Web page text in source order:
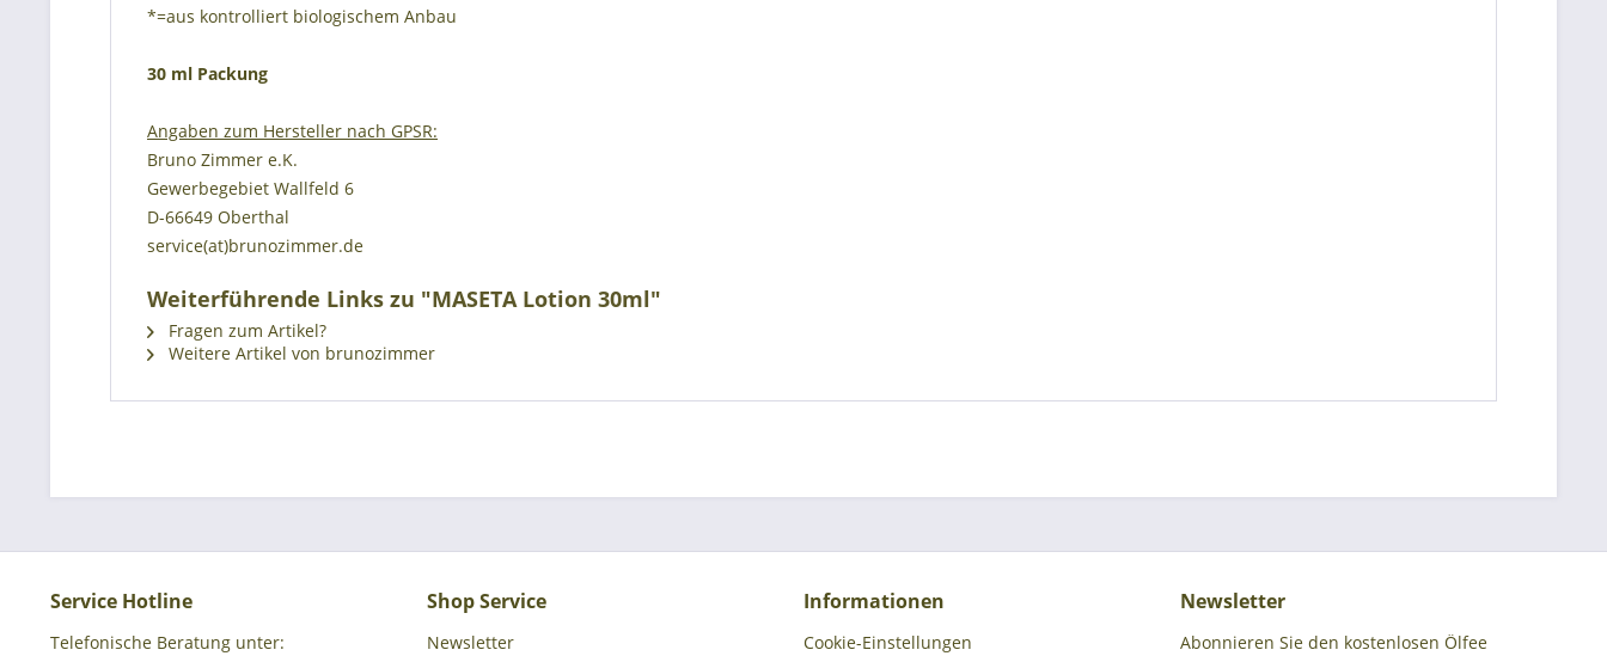
*=aus kontrolliert biologischem Anbau
30 ml Packung
Angaben zum Hersteller nach GPSR:
Bruno Zimmer e.K.
Gewerbegebiet Wallfeld 6
D-66649 Oberthal
service(at)brunozimmer.de
Weiterführende Links zu "MASETA Lotion 30ml"
Fragen zum Artikel?
Weitere Artikel von brunozimmer
Service Hotline
Telefonische Beratung unter:
Shop Service
Newsletter
Informationen
Cookie-Einstellungen
Newsletter
Abonnieren Sie den kostenlosen Ölfee